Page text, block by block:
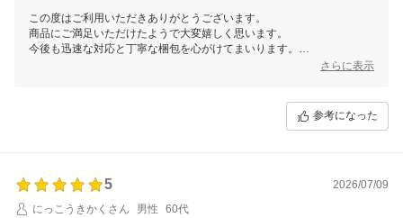
この度はご利用いただきありがとうございます。
商品にご満足いただけたようで大変嬉しく思います。
今後も迅速な対応と丁寧な梱包を心がけてまいります。
さらに表示
参考になった
5
2026/07/09
にっこうきかくさん
男性 60代